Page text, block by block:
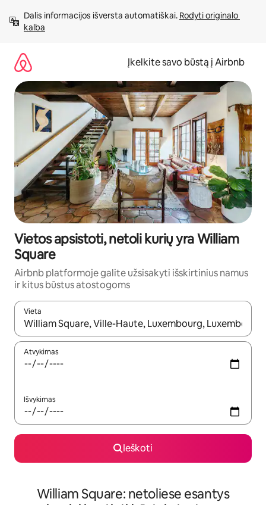
prie
turinio
Dalis informacijos išversta automatiškai. Rodyti originalo
kalba
Įkelkite savo būstą į Airbnb
Vietos apsistoti, netoli kurių yra William
Square
Airbnb platformoje galite užsisakyti išskirtinius namus
ir kitus būstus atostogoms
Vieta
Kai pasirodys paieškos rezultatai, juos naršyti galite
Atvykimas
Išvykimas
Ieškoti
William Square: netoliese esantys